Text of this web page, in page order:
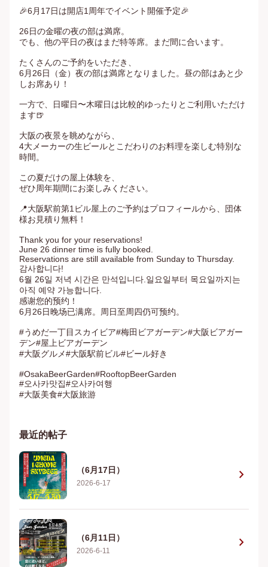
🎉6月17日は開店1周年でイベント開催予定🎉
26日の金曜の夜の部は満席。
でも、他の平日の夜はまだ特等席。まだ間に合います。
たくさんのご予約をいただき、
6月26日（金）夜の部は満席となりました。昼の部はあと少
しお席あり！
一方で、日曜日〜木曜日は比較的ゆったりとご利用いただけ
ます🍺
大阪の夜景を眺めながら、
4大メーカーの生ビールとこだわりのお料理を楽しむ特別な
時間。
この夏だけの屋上体験を、
ぜひ周年期間にお楽しみください。
📍大阪駅前第1ビル屋上のご予約はプロフィールから、団体
様お見積り無料！
Thank you for your reservations!
June 26 dinner time is fully booked.
Reservations are still available from Sunday to Thursday.
감사합니다!
6월 26일 저녁 시간은 만석입니다.일요일부터 목요일까지는
아직 예약 가능합니다.
感谢您的预约！
6月26日晚场已满席。周日至周四仍可预约。
#うめだ一丁目スカイビア#梅田ビアガーデン#大阪ビアガー
デン#屋上ビアガーデン
#大阪グルメ#大阪駅前ビル#ビール好き
#OsakaBeerGarden#RooftopBeerGarden
#오사카맛집#오사카여행
#大阪美食#大阪旅游
最近的帖子
（6月17日）
2026-6-17 chevron_right
（6月11日）
2026-6-11 chevron_right